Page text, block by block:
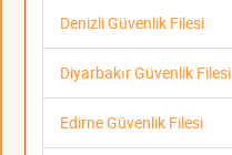
Denizli Güvenlik Filesi
Diyarbakır Güvenlik Filesi
Edirne Güvenlik Filesi